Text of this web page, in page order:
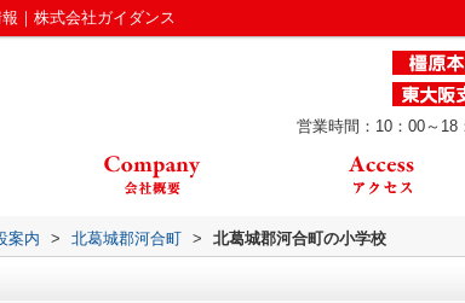
｜株式会社ガイダンス
営業時間：10：00～18
案内 > 北葛城郡河合町 > 北葛城郡河合町の小学校